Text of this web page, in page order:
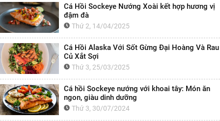
Cá Hồi Sockeye Nướng Xoài kết hợp hương vị
đậm đà
Thứ 2, 14/04/2025
Cá Hồi Alaska Với Sốt Gừng Đại Hoàng Và Rau
Củ Xắt Sợi
Thứ 3, 25/03/2025
Cá hồi Sockeye nướng với khoai tây: Món ăn
ngon, giàu dinh dưỡng
Thứ 3, 30/07/2024